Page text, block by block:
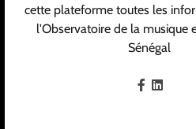
cette plateforme toutes les
l'Observatoire de la musique
Sénégal